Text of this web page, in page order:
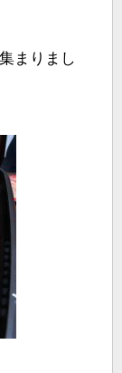
まりまし